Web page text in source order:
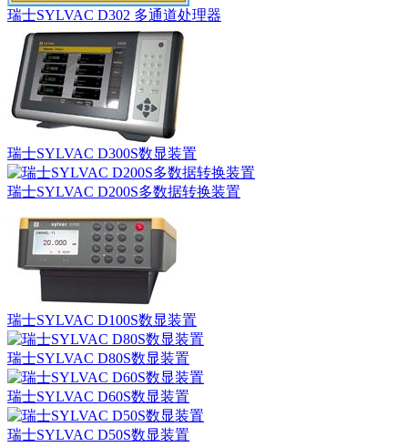
瑞士SYLVAC D302 多通道处理器
瑞士SYLVAC D300S数显装置
瑞士SYLVAC D200S多数据转换装置
瑞士SYLVAC D100S数显装置
瑞士SYLVAC D80S数显装置
瑞士SYLVAC D60S数显装置
瑞士SYLVAC D50S数显装置